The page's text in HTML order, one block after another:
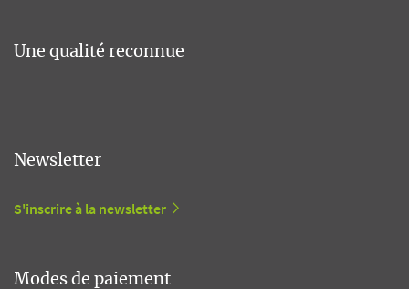
Une qualité reconnue
Newsletter
S'inscrire à la newsletter
Modes de paiement